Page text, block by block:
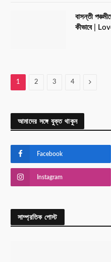
বাসন্তী
কীভাবে |
1 2 3 4 Next
আমাদের সঙ্গে যুক্ত থাকুন
Facebook
Instagram
সাম্প্রতিক পোস্ট